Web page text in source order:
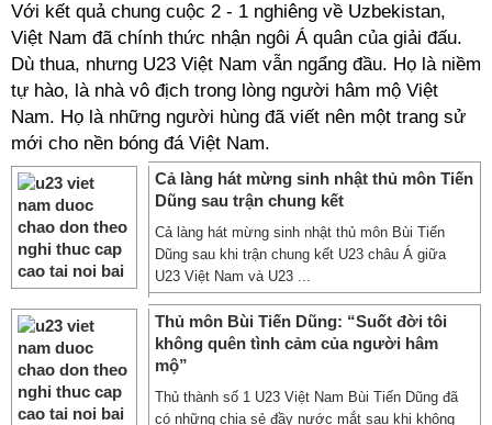
Với kết quả chung cuộc 2 - 1 nghiêng về Uzbekistan,
Việt Nam đã chính thức nhận ngôi Á quân của giải đấu.
Dù thua, nhưng U23 Việt Nam vẫn ngẩng đầu. Họ là niềm
tự hào, là nhà vô địch trong lòng người hâm mộ Việt
Nam. Họ là những người hùng đã viết nên một trang sử
mới cho nền bóng đá Việt Nam.
Cả làng hát mừng sinh nhật thủ môn Tiến
Dũng sau trận chung kết
Cả làng hát mừng sinh nhật thủ môn Bùi Tiến
Dũng sau khi trận chung kết U23 châu Á giữa
U23 Việt Nam và U23 ...
Thủ môn Bùi Tiến Dũng: “Suốt đời tôi
không quên tình cảm của người hâm
mộ”
Thủ thành số 1 U23 Việt Nam Bùi Tiến Dũng đã
có những chia sẻ đầy nước mắt sau khi không